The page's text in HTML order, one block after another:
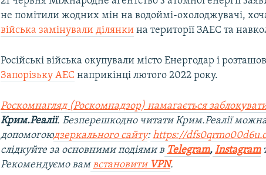
не помітили жодних мін на водоймі-охолоджувачі,
війська замінували ділянки на території ЗАЕС та
Російські війська окупували місто Енергодар і
Запорізьку АЕС наприкінці лютого 2022 року.
Роскомнагляд (Роскомнадзор) намагається
Крим.Реалії. Безперешкодно читати Крим.Реалії
допомогоюдзеркального сайту: https://
слідкуйте за основними подіями в Telegram, Instagram
Рекомендуємо вам встановити VPN.